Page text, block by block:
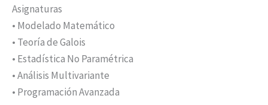
Asignaturas
• Modelado Matemático
• Teoría de Galois
• Estadística No Paramétrica
• Análisis Multivariante
• Programación Avanzada